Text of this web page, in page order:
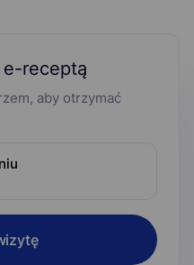
receptą
aby otrzymać